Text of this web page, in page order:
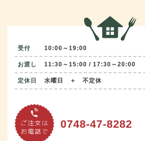
受付 10:00～19:00
お渡し 11:30～15:00 / 17:30～20:00
定休日 水曜日 ＋ 不定休
0748-47-8282